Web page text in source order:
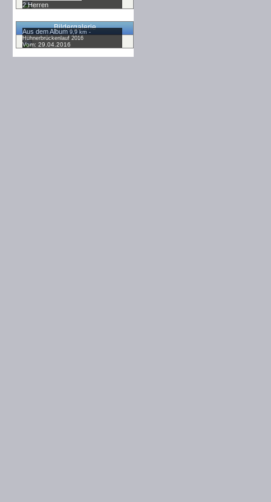
2.Herren
Bildergalerie
Aus dem Album9,9 km -
Hühnerbrückenlauf 2016
Vom: 29.04.2016